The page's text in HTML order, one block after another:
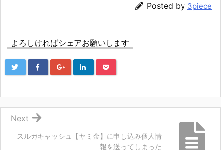
Posted by 3piece
よろしければシェアお願いします
スルガキャッシュ【ヤミ金】に申し込み個人情
報を送ってしまった
Next